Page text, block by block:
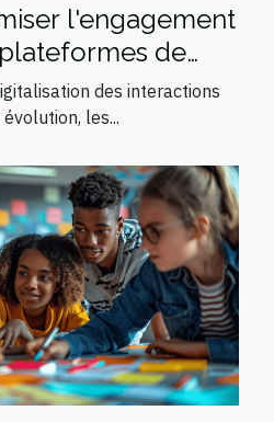
l'engagement
de
des interactions
les...